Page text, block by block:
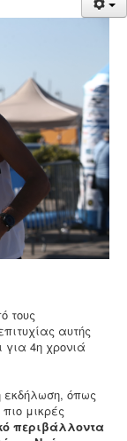
τους
αυτής
για 4η χρονιά
εκδήλωση, όπως
μικρές
περιβάλλοντα